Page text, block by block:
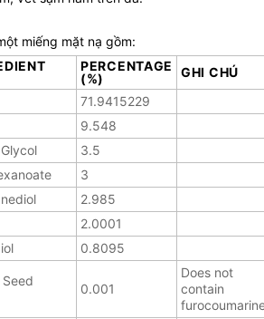
miếng mặt nạ gồm:
PERCENTAGE
(%)
GHI CHÚ
71.9415229
9.548
3.5
3
2.985
2.0001
0.8095
0.001
Does not
contain